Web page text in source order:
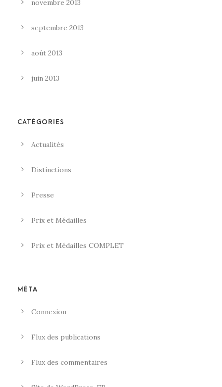
novembre 2013
septembre 2013
août 2013
juin 2013
CATÉGORIES
Actualités
Distinctions
Presse
Prix et Médailles
Prix et Médailles COMPLET
MÉTA
Connexion
Flux des publications
Flux des commentaires